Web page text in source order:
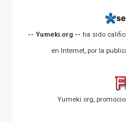
-- Yumeki.org -- ha sido
en Internet, por la
Yumeki.org,